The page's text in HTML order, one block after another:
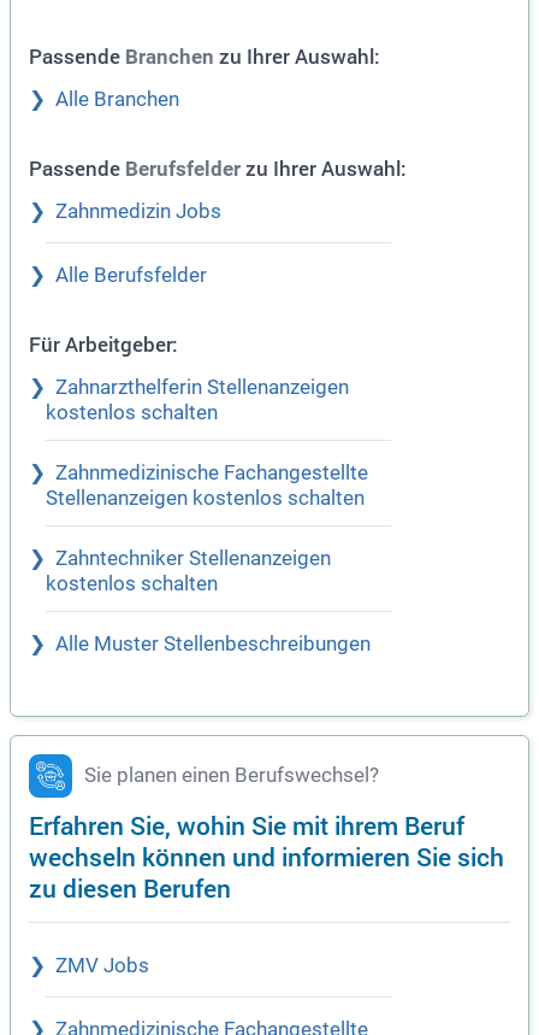
Passende Branchen zu Ihrer Auswahl:
Alle Branchen
Passende Berufsfelder zu Ihrer Auswahl:
Zahnmedizin Jobs
Alle Berufsfelder
Für Arbeitgeber:
Zahnarzthelferin Stellenanzeigen
kostenlos schalten
Zahnmedizinische Fachangestellte
Stellenanzeigen kostenlos schalten
Zahntechniker Stellenanzeigen
kostenlos schalten
Alle Muster Stellenbeschreibungen
Sie planen einen Berufswechsel?
Erfahren Sie, wohin Sie mit ihrem Beruf
wechseln können und informieren Sie sich
zu diesen Berufen
ZMV Jobs
Zahnmedizinische Fachangestellte